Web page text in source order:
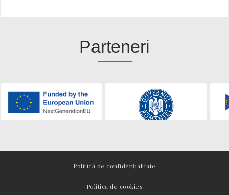
Parteneri
Politică de confidențialitate
Politica de cookies